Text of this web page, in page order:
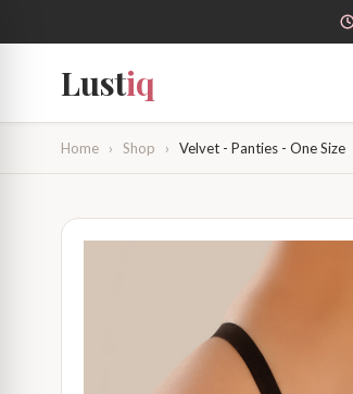
Lustiq
Home › Shop › Velvet - Panties - One Size